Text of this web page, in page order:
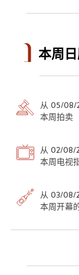
本周
从 05/
本周拍卖
从 02/
本周电视
从 03/
本周开幕